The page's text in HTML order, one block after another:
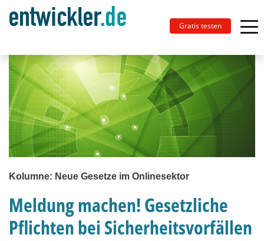
Gratis testen
Kolumne: Neue Gesetze im Onlinesektor
Meldung machen! Gesetzliche
Pflichten bei Sicherheitsvorfällen